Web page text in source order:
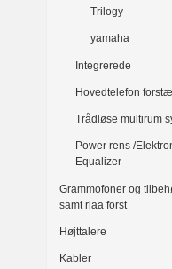
Trilogy
yamaha
Integrerede
Hovedtelefon
Trådløse multirum
Power rens /
Equalizer
Grammofoner og
samt riaa forst
Højttalere
Kabler